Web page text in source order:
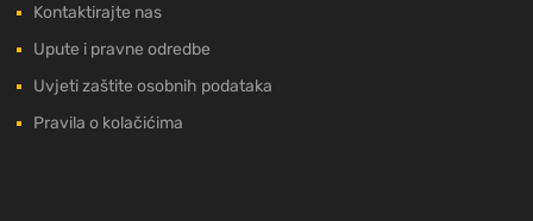
Kontaktirajte nas
Upute i pravne odredbe
Uvjeti zaštite osobnih podataka
Pravila o kolačićima